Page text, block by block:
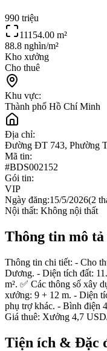
990 triệu
11154.00 m²
88.8 nghìn/m²
Kho xưởng
Cho thuê
Khu vực:
Thành phố Hồ Chí Minh
Địa chỉ:
Đường ĐT 743, Phường
Mã tin:
#BDS002152
Gói tin:
VIP
Ngày đăng:15/5/2026(2
Nội thất: Không nội thất
Thông tin mô tả
Thông tin chi tiết: - Cho
Dương. - Diện tích đất:
m². ✅ Các thông số xây
xưởng: 9 + 12 m. - Diện
phụ trợ khác. - Bình điện
Giá thuê: Xưởng 4,7
Tiện ích & Đặc